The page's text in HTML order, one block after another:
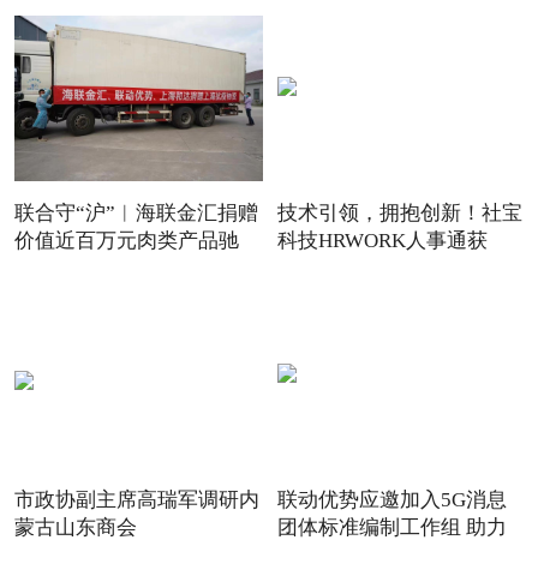
联合守“沪”︱海联金汇捐赠
价值近百万元肉类产品驰
技术引领，拥抱创新！社宝
科技HRWORK人事通获
市政协副主席高瑞军调研内
蒙古山东商会
联动优势应邀加入5G消息
团体标准编制工作组 助力